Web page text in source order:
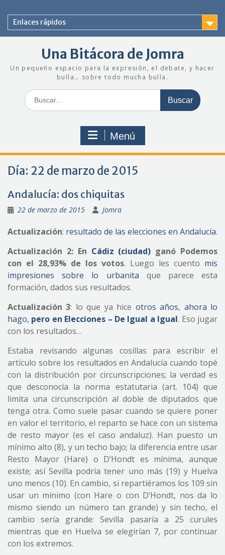
contenido
Enlaces rápidos
Una Bitácora de Jomra
Un pequeño espacio para la expresión, el debate, y hacer
bulla… sobre todo mucha bulla.
Buscar:
Menú
Día: 22 de marzo de 2015
Andalucía: dos chiquitas
22 de marzo de 2015 Jomra
Actualización: resultado de las elecciones en Andalucía.
Actualización 2: En Cádiz (ciudad) ganó Podemos
con el 28,93% de los votos. Luego les cuento mis
impresiones sobre lo urbanita que parece esta
formación, dados sus resultados.
Actualización 3: lo que ya hice otros años, ahora lo
hago, pero en Elecciones – De Igual a Igual. Eso jugar
con los resultados…
Estaba revisando algunas cosillas para escribir el
artículo sobre los resultados en Andalucía cuando topé
con la distribución por circunscripciones; la verdad es
que desconocía la norma estatutaria (art. 104) que
limita una circunscripción al doble de diputados que
tenga otra. Como suele pasar cuando se quiere poner
en valor el territorio, el reparto se hace con un sistema
de resto mayor (es el caso andaluz). Han puesto un
mínimo alto (8), y un techo bajo; la diferencia entre usar
Resto Mayor (Hare) o D’Hondt es mínima, aunque
existe; así Sevilla podría tener uno más (19) y Huelva
uno menos (10). En cambio, si repartiéramos los 109 sin
usar un mínimo (con Hare o con D’Hondt, nos da lo
mismo siendo un número tan grande) y sin techo, el
cambio sería grande: Sevilla pasaría a 25 curules
mientras que en Huelva se elegirían 7, por continuar
con los extremos.